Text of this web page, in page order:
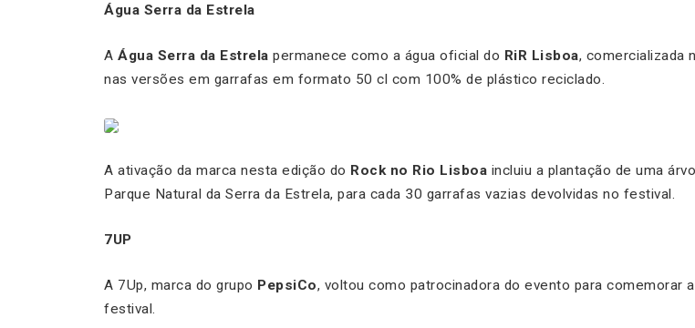
Água Serra da Estrela
A Água Serra da Estrela permanece como a água oficial do RiR Lisboa, comercializada
nas versões em garrafas em formato 50 cl com 100% de plástico reciclado.
A ativação da marca nesta edição do Rock no Rio Lisboa incluiu a plantação de uma
Parque Natural da Serra da Estrela, para cada 30 garrafas vazias devolvidas no festival.
7UP
A 7Up, marca do grupo PepsiCo, voltou como patrocinadora do evento para comemorar
festival.